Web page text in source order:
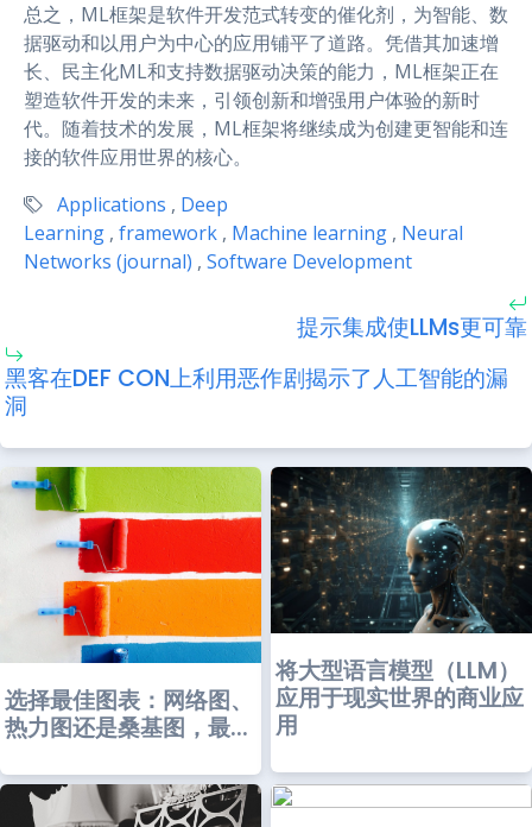
总之，ML框架是软件开发范式转变的催化剂，为智能、数
据驱动和以用户为中心的应用铺平了道路。凭借其加速增
长、民主化ML和支持数据驱动决策的能力，ML框架正在
塑造软件开发的未来，引领创新和增强用户体验的新时
代。随着技术的发展，ML框架将继续成为创建更智能和连
接的软件应用世界的核心。
Applications , Deep
Learning , framework , Machine learning , Neural
Networks (journal) , Software Development
提示集成使LLMs更可靠
黑客在DEF CON上利用恶作剧揭示了人工智能的漏
洞
选择最佳图表：网络图、
热力图还是桑基图，最...
将大型语言模型（LLM）
应用于现实世界的商业应
用